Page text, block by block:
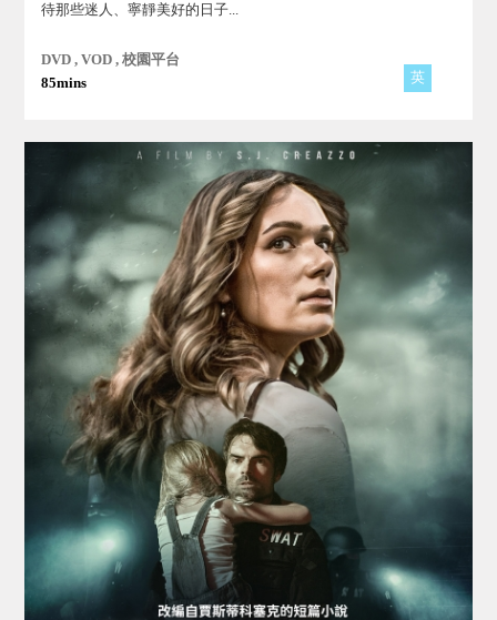
待那些迷人、寧靜美好的日子...
DVD , VOD , 校園平台
85mins
英